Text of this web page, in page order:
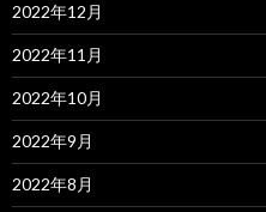
2022年12月
2022年11月
2022年10月
2022年9月
2022年8月